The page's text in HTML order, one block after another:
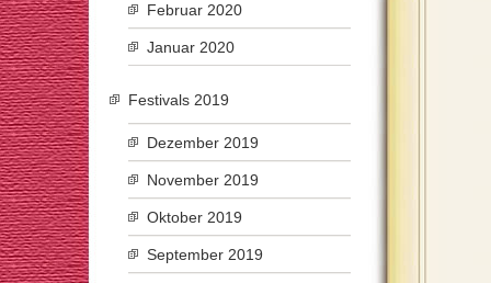
Februar 2020
Januar 2020
Festivals 2019
Dezember 2019
November 2019
Oktober 2019
September 2019